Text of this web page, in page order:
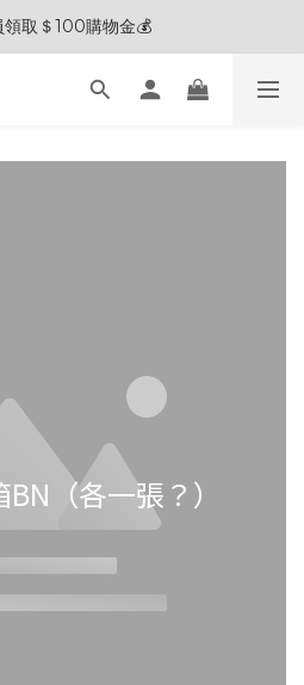
🎊︱全館滿 $3,000現折$200
領取＄100購物金💰
一清潔刷 / 3入贈電動清潔刷 🎁
（各一張？）